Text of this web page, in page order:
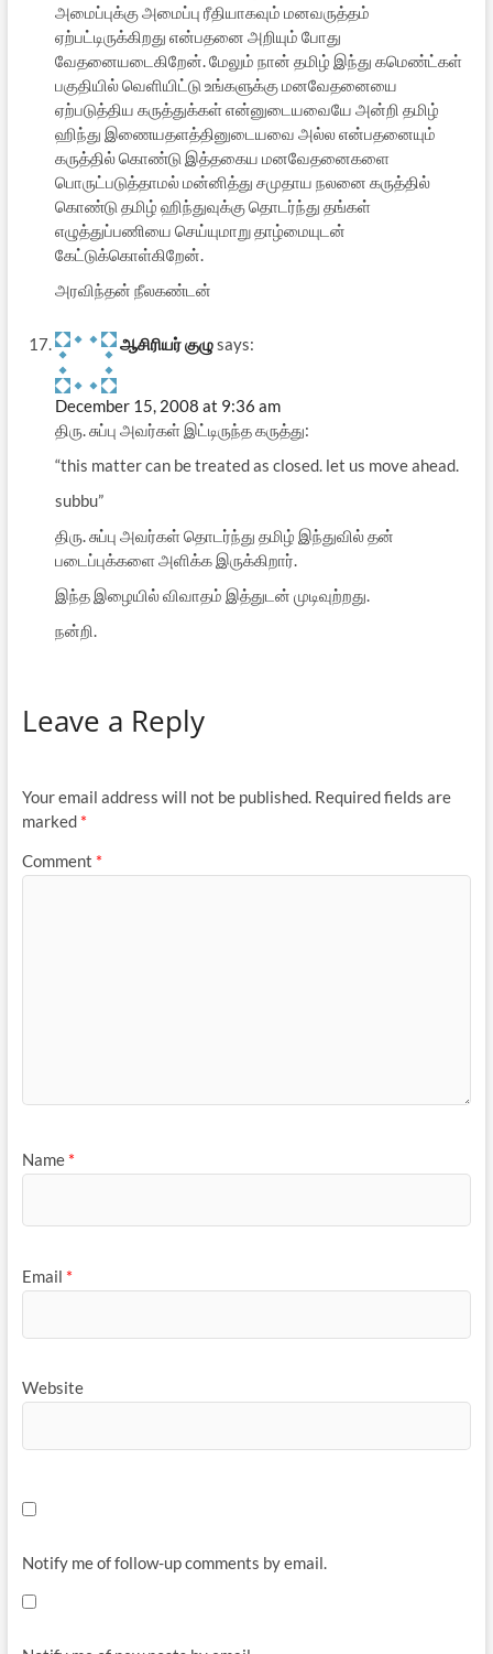
அமைப்புக்கு அமைப்பு ரீதியாகவும் மனவருத்தம்
ஏற்பட்டிருக்கிறது என்பதனை அறியும் போது
வேதனையடைகிறேன். மேலும் நான் தமிழ் இந்து கமெண்ட்கள்
பகுதியில் வெளியிட்டு உங்களுக்கு மனவேதனையை
ஏற்படுத்திய கருத்துக்கள் என்னுடையவையே அன்றி தமிழ்
ஹிந்து இணையதளத்தினுடையவை அல்ல என்பதனையும்
கருத்தில் கொண்டு இத்தகைய மனவேதனைகளை
பொருட்படுத்தாமல் மன்னித்து சமுதாய நலனை கருத்தில்
கொண்டு தமிழ் ஹிந்துவுக்கு தொடர்ந்து தங்கள்
எழுத்துப்பணியை செய்யுமாறு தாழ்மையுடன்
கேட்டுக்கொள்கிறேன்.
அரவிந்தன் நீலகண்டன்
ஆசிரியர் குழுsays:
December 15, 2008 at 9:36 am
திரு. சுப்பு அவர்கள் இட்டிருந்த கருத்து:
“this matter can be treated as closed. let us move ahead.
subbu”
திரு. சுப்பு அவர்கள் தொடர்ந்து தமிழ் இந்துவில் தன்
படைப்புக்களை அளிக்க இருக்கிறார்.
இந்த இழையில் விவாதம் இத்துடன் முடிவுற்றது.
நன்றி.
Leave a Reply
Your email address will not be published. Required fields are
marked *
Comment *
Name *
Email *
Website
Notify me of follow-up comments by email.